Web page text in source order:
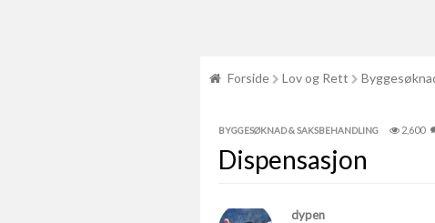
Forside Lov og Rett
BYGGESØKNAD & SAKSBEHANDLING 2,600
Dispensasjon
dypen